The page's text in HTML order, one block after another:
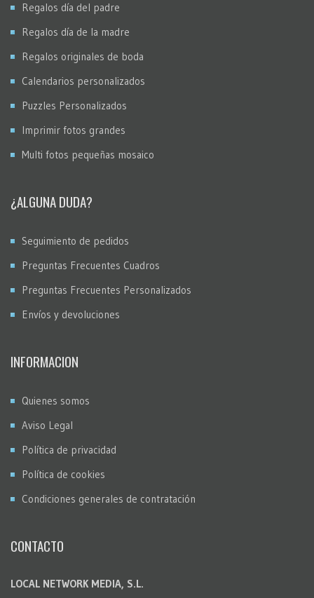
Regalos día del padre
Regalos día de la madre
Regalos originales de boda
Calendarios personalizados
Puzzles Personalizados
Imprimir fotos grandes
Multi fotos pequeñas mosaico
¿ALGUNA DUDA?
Seguimiento de pedidos
Preguntas Frecuentes Cuadros
Preguntas Frecuentes Personalizados
Envíos y devoluciones
INFORMACION
Quienes somos
Aviso Legal
Política de privacidad
Política de cookies
Condiciones generales de contratación
CONTACTO
LOCAL NETWORK MEDIA, S.L.